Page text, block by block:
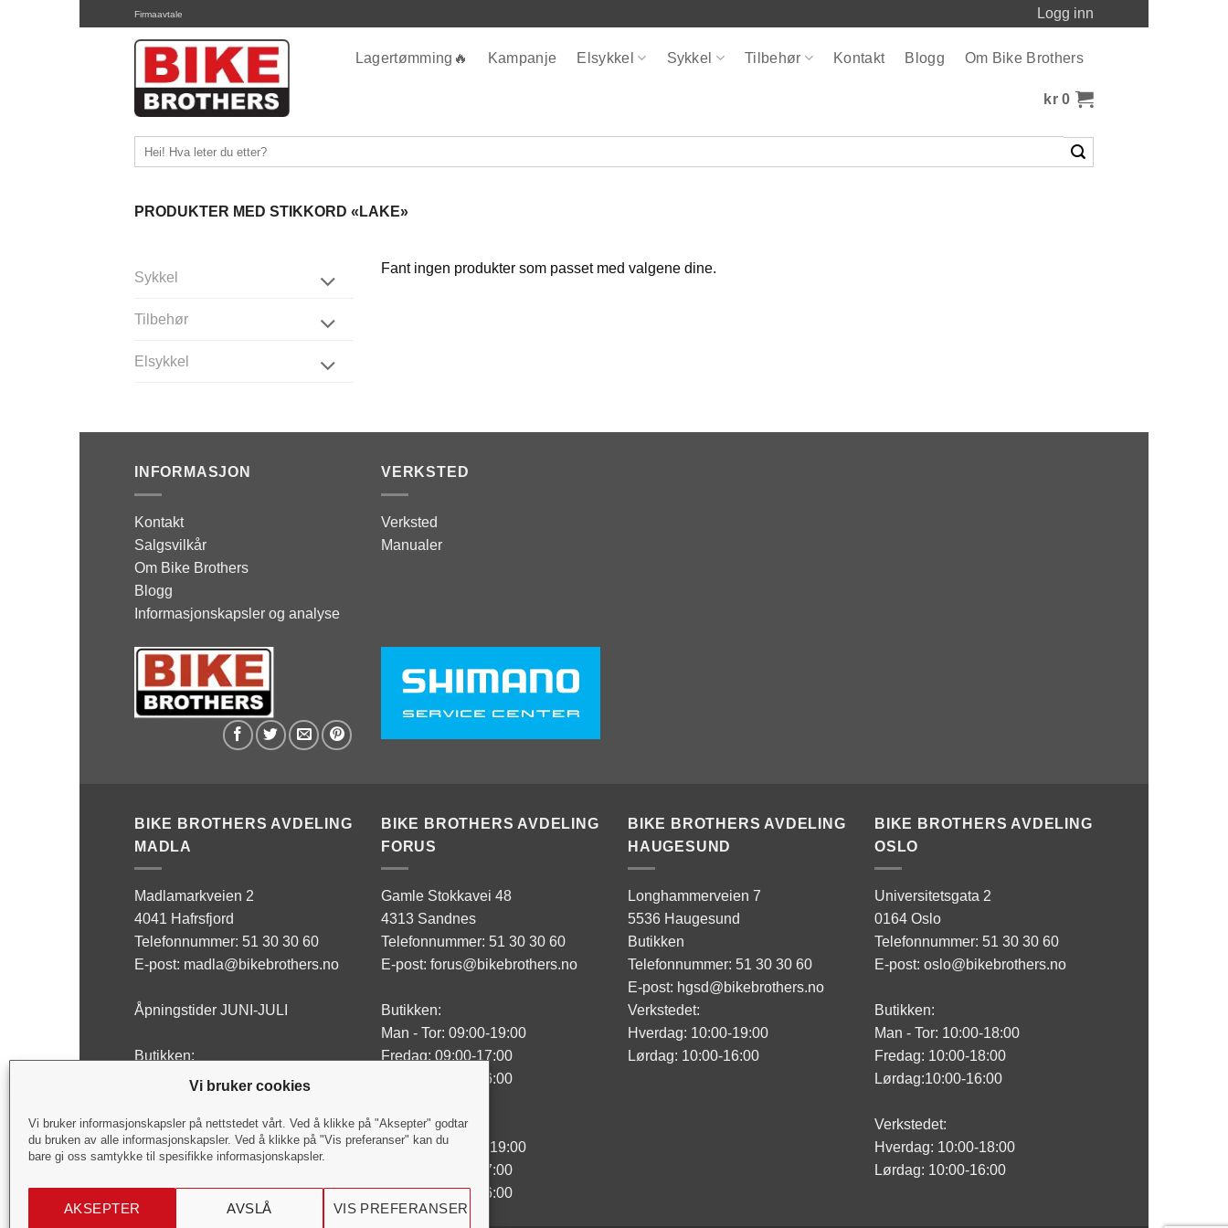
Vi bruker cookies
Vi bruker informasjonskapsler på nettstedet vårt. Ved å klikke på "Aksepter" godtar
du bruken av alle informasjonskapsler. Ved å klikke på "Vis preferanser" kan du
bare gi oss samtykke til spesifikke informasjonskapsler.
AKSEPTER AVSLÅ VIS PREFERANSER
Firmaavtale Logg inn
Lagertømming🔥 Kampanje Elsykkel Sykkel Tilbehør Kontakt Blogg Om Bike Brothers
kr 0
PRODUKTER MED STIKKORD «LAKE»
Sykkel
Tilbehør
Elsykkel
Fant ingen produkter som passet med valgene dine.
INFORMASJON
Kontakt
Salgsvilkår
Om Bike Brothers
Blogg
Informasjonskapsler og analyse
VERKSTED
Verksted
Manualer
BIKE BROTHERS AVDELING
MADLA
Madlamarkveien 2
4041 Hafrsfjord
Telefonnummer: 51 30 30 60
E-post: madla@bikebrothers.no
Åpningstider JUNI-JULI
Butikken:
Man - Fre: 10:00-17:00
Verksted:
Lørdag: Stengt
BIKE BROTHERS AVDELING
FORUS
Gamle Stokkavei 48
4313 Sandnes
Telefonnummer: 51 30 30 60
E-post: forus@bikebrothers.no
Butikken:
Man - Tor: 09:00-19:00
Fredag: 09:00-17:00
Lørdag: 10:00-16:00
Verksted:
Man - Tor: 09:00-19:00
Fredag: 09:00-17:00
Lørdag: 10:00-16:00
BIKE BROTHERS AVDELING
HAUGESUND
Longhammerveien 7
5536 Haugesund
Butikken
Telefonnummer: 51 30 30 60
E-post: hgsd@bikebrothers.no
Verkstedet:
Hverdag: 10:00-19:00
Lørdag: 10:00-16:00
BIKE BROTHERS AVDELING
OSLO
Universitetsgata 2
0164 Oslo
Telefonnummer: 51 30 30 60
E-post: oslo@bikebrothers.no
Butikken:
Man - Tor: 10:00-18:00
Fredag: 10:00-18:00
Lørdag:10:00-16:00
Verkstedet:
Hverdag: 10:00-18:00
Lørdag: 10:00-16:00